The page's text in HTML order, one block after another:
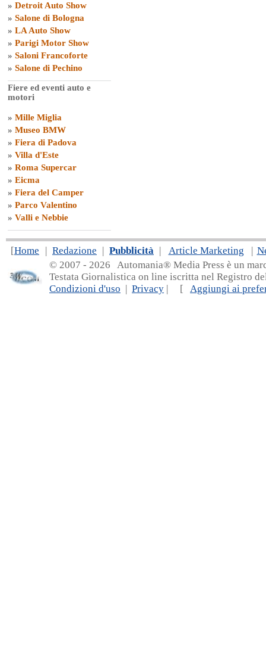
» Detroit Auto Show
» Salone di Bologna
» LA Auto Show
» Parigi Motor Show
» Saloni Francoforte
» Salone di Pechino
Fiere ed eventi auto e
motori
» Mille Miglia
» Museo BMW
» Fiera di Padova
» Villa d'Este
» Roma Supercar
» Eicma
» Fiera del Camper
» Parco Valentino
» Valli e Nebbie
[Home | Redazione | Pubblicità | Article Marketing |
© 2007 - 2026 Automania® Media Press è un
Testata Giornalistica on line iscritta nel Registro
Condizioni d'uso | Privacy | [ Aggiungi ai